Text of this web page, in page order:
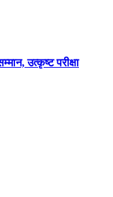
उत्कृष्ट परीक्षा